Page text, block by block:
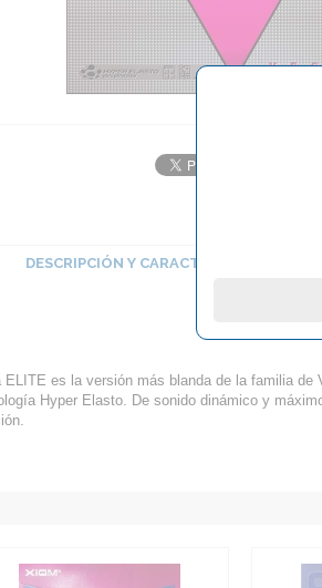
DESCRIPCIÓN Y CARACTERÍSTICAS
ELITE es la versión más blanda de la familia
Hyper Elasto. De sonido dinámico y